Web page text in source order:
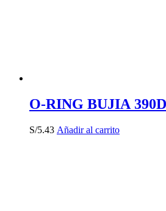
O-RING BUJIA
S/5.43 Añadir al carrito